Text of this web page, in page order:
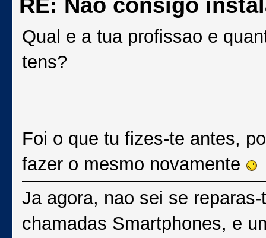
Qual e a tua profissao e
tens?
Foi o que tu fizes-te antes,
fazer o mesmo novamente
Ja agora, nao sei se
chamadas Smartphones, e